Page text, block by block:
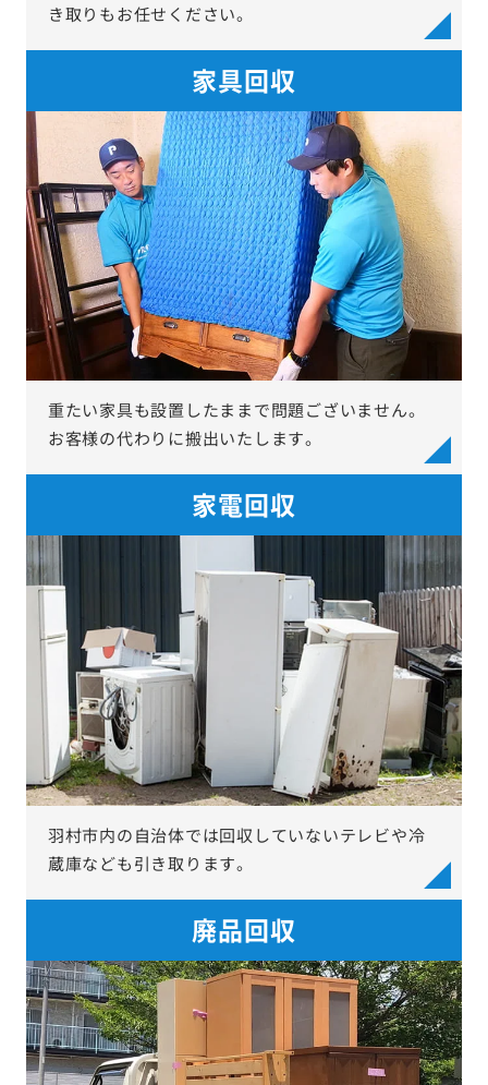
き取りもお任せください。
家具回収
重たい家具も設置したままで問題ございません。
お客様の代わりに搬出いたします。
家電回収
羽村市内の自治体では回収していないテレビや冷
蔵庫なども引き取ります。
廃品回収